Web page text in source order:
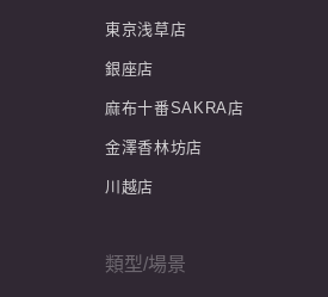
東京浅草店
銀座店
麻布十番SAKRA店
金澤香林坊店
川越店
類型/場景